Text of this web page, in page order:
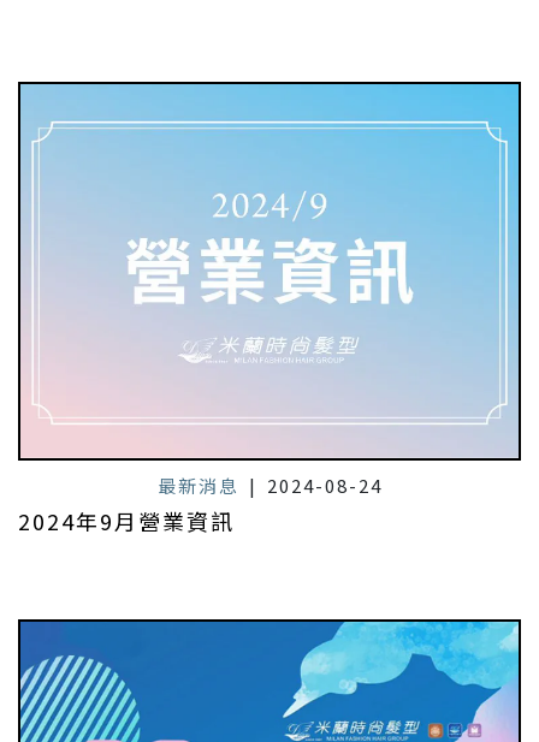
最新消息 | 2024-08-24
2024年9月營業資訊